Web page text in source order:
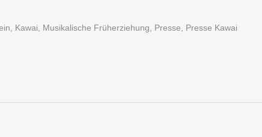
Kawai Musikalische Früherziehung Presse Presse Kawai